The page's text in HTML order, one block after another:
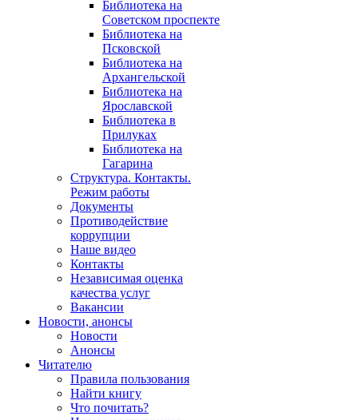
Библиотека на
Советском проспекте
Библиотека на
Псковской
Библиотека на
Архангельской
Библиотека на
Ярославской
Библиотека в
Прилуках
Библиотека на
Гагарина
Структура. Контакты.
Режим работы
Документы
Противодействие
коррупции
Наше видео
Контакты
Независимая оценка
качества услуг
Вакансии
Новости, анонсы
Новости
Анонсы
Читателю
Правила пользования
Найти книгу
Что почитать?